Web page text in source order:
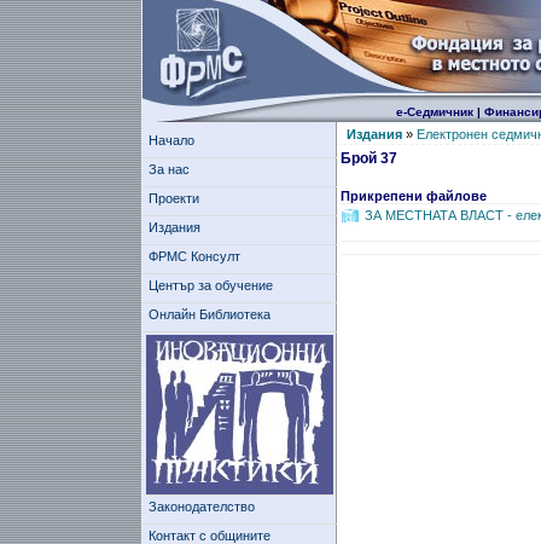
е-Седмичник|
Начало
За нас
Проекти
Издания
ФРМС Консулт
Център за обучение
Онлайн Библиотека
Законодателство
Контакт с общините
Издания» Електронен
Брой 37
Прикрепени файлове
ЗА МЕСТНАТА ВЛAСТ -